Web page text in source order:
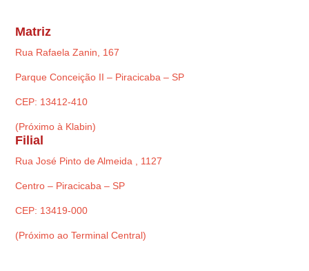
Matriz
Rua Rafaela Zanin, 167
Parque Conceição II – Piracicaba – SP
CEP: 13412-410
(Próximo à Klabin)
Filial
Rua José Pinto de Almeida , 1127
Centro – Piracicaba – SP
CEP: 13419-000
(Próximo ao Terminal Central)